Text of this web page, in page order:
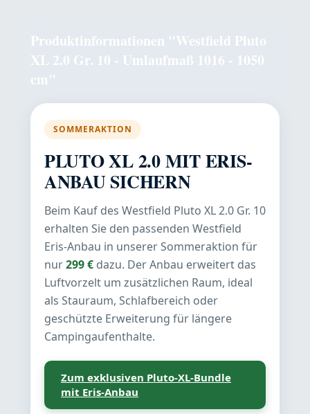
Produktinformationen "Westfield Pluto
XL 2.0 Gr. 10 - Umlaufmaß 1016 - 1050
cm"
SOMMERAKTION
PLUTO XL 2.0 MIT ERIS-
ANBAU SICHERN
Beim Kauf des Westfield Pluto XL 2.0 Gr. 10
erhalten Sie den passenden Westfield
Eris-Anbau in unserer Sommeraktion für
nur299 € dazu. Der Anbau erweitert das
Luftvorzelt um zusätzlichen Raum, ideal
als Stauraum, Schlafbereich oder
geschützte Erweiterung für längere
Campingaufenthalte.
Zum exklusiven Pluto-XL-Bundle
mit Eris-Anbau